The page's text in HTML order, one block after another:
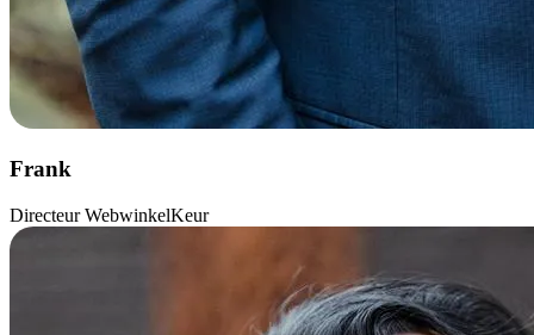
Frank
Directeur WebwinkelKeur